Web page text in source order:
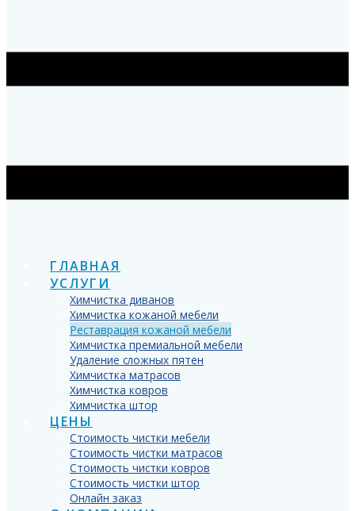
ГЛАВНАЯ
УСЛУГИ
Химчистка диванов
Химчистка кожаной мебели
Реставрация кожаной мебели
Химчистка премиальной мебели
Удаление сложных пятен
Химчистка матрасов
Химчистка ковров
Химчистка штор
ЦЕНЫ
Стоимость чистки мебели
Стоимость чистки матрасов
Стоимость чистки ковров
Стоимость чистки штор
Онлайн заказ